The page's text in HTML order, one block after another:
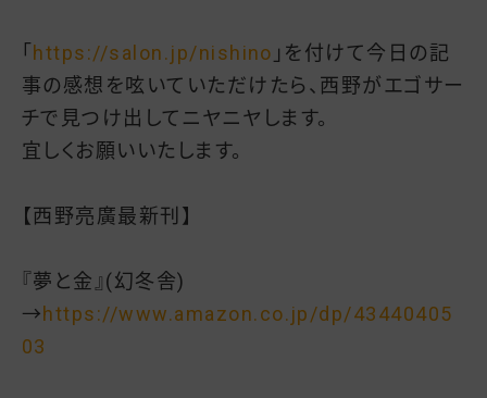
「 https://salon.jp/nishino 」を付けて今日の記
事の感想を呟いていただけたら、西野がエゴサー
チで見つけ出してニヤニヤします。
宜しくお願いいたします。
【西野亮廣最新刊】
『夢と金』(幻冬舎)
→https://www.amazon.co.jp/dp/43440405
03